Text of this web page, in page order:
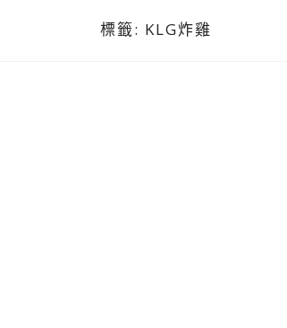
標籤: KLG炸雞